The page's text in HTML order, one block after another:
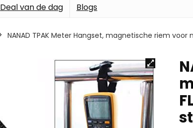
Deal van de dag Blogs
NANAD TPAK Meter Hangset, magnetische riem voor